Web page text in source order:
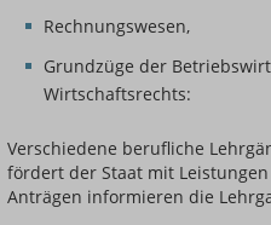
Rechnungswesen,
Grundzüge der
Wirtschaftsrechts:
Verschiedene berufliche
fördert der Staat mit
Anträgen informieren die